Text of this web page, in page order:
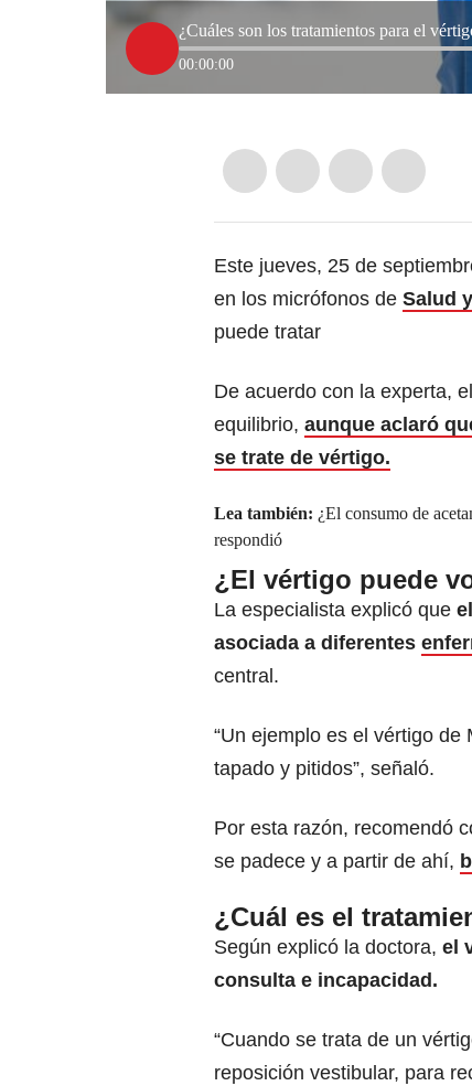
¿Cuáles son los tratamientos para el
00:00:00
Este jueves, 25 de
en los micrófonos de Salud
puede tratar
De acuerdo con la experta,
equilibrio, aunque aclaró
se trate de vértigo.
Lea también: ¿El consumo de
respondió
¿El vértigo puede
La especialista explicó que
asociada a diferentes
central.
“Un ejemplo es el vértigo
tapado y pitidos”, señaló.
Por esta razón, recomendó
se padece y a partir de ahí,
¿Cuál es el
Según explicó la doctora, el
consulta e incapacidad.
“Cuando se trata de un
reposición vestibular, para